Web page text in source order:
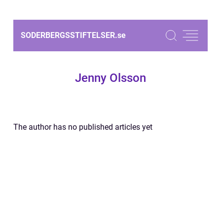
SODERBERGSSTIFTELSER.se
Jenny Olsson
The author has no published articles yet